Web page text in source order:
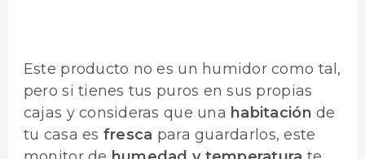
Este producto no es un humidor como tal,
pero si tienes tus puros en sus propias
cajas y consideras que una habitación de
tu casa es fresca para guardarlos, este